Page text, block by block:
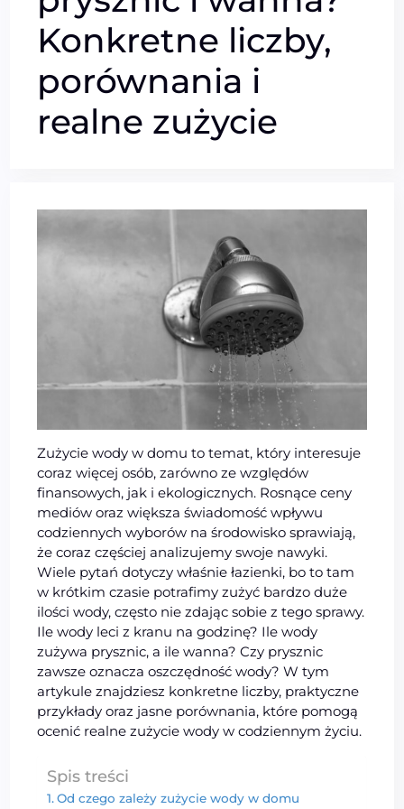
Konkretne liczby,
porównania i
realne zużycie
Zużycie wody w domu to temat, który interesuje
coraz więcej osób, zarówno ze względów
finansowych, jak i ekologicznych. Rosnące ceny
mediów oraz większa świadomość wpływu
codziennych wyborów na środowisko sprawiają,
że coraz częściej analizujemy swoje nawyki.
Wiele pytań dotyczy właśnie łazienki, bo to tam
w krótkim czasie potrafimy zużyć bardzo duże
ilości wody, często nie zdając sobie z tego sprawy.
Ile wody leci z kranu na godzinę? Ile wody
zużywa prysznic, a ile wanna? Czy prysznic
zawsze oznacza oszczędność wody? W tym
artykule znajdziesz konkretne liczby, praktyczne
przykłady oraz jasne porównania, które pomogą
ocenić realne zużycie wody w codziennym życiu.
Spis treści
Od czego zależy zużycie wody w domu